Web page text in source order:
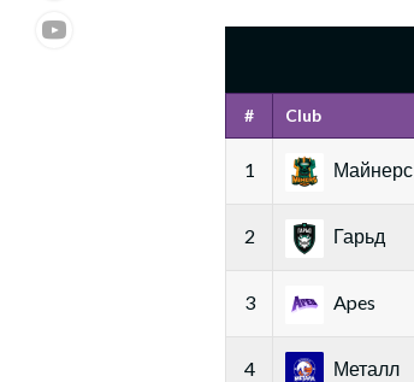
# Club
1 Майнерс
2 Гарьд
3 Apes
4 Металл